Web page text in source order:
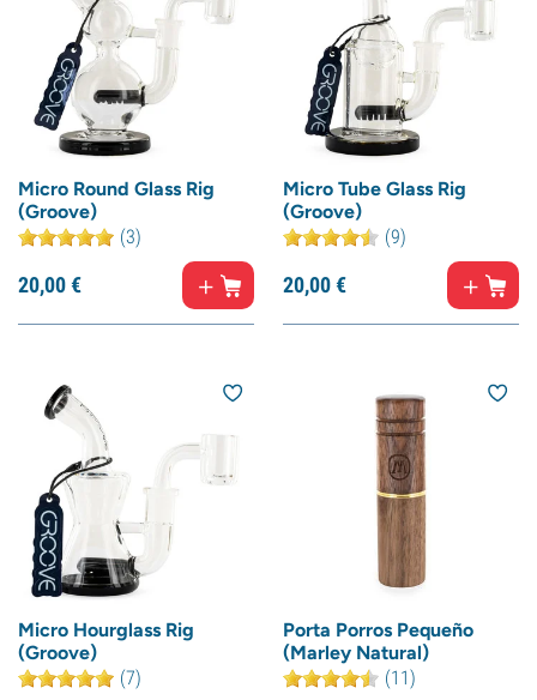
Micro Round Glass Rig
(Groove)
(3)
20,00€
Micro Tube Glass Rig
(Groove)
(9)
20,00€
Micro Hourglass Rig
(Groove)
(7)
Porta Porros Pequeño
(Marley Natural)
(11)